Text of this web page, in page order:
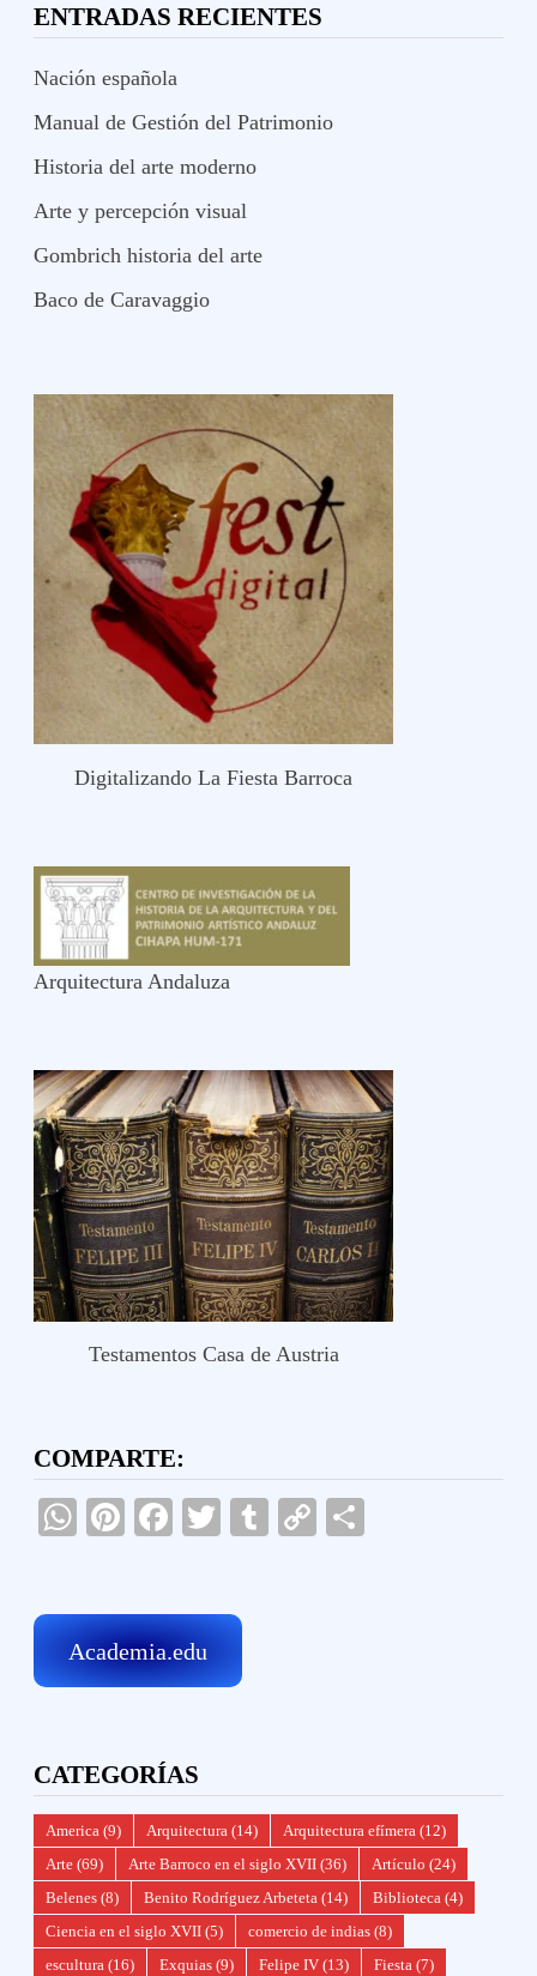
ENTRADAS RECIENTES
Nación española
Manual de Gestión del Patrimonio
Historia del arte moderno
Arte y percepción visual
Gombrich historia del arte
Baco de Caravaggio
Digitalizando La Fiesta Barroca
Arquitectura Andaluza
Testamentos Casa de Austria
COMPARTE:
WhatsApp
Pinterest
Facebook
TwitterTumblr
Copy
Academia.edu
CATEGORÍAS
America (9) Arquitectura (14) Arquitectura efímera (12)
Arte (69) Arte Barroco en el siglo XVII (36) Artículo (24)
Belenes (8) Benito Rodríguez Arbeteta (14) Biblioteca (4)
Ciencia en el siglo XVII (5) comercio de indias (8)
escultura (16) Exquias (9) Felipe IV (13) Fiesta (7)